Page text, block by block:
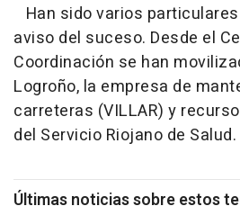
Han sido varios
aviso del suceso. Desde el
Coordinación se han
Logroño, la empresa de
carreteras (VILLAR) y
del Servicio Riojano de Salud.
Últimas noticias sobre estos